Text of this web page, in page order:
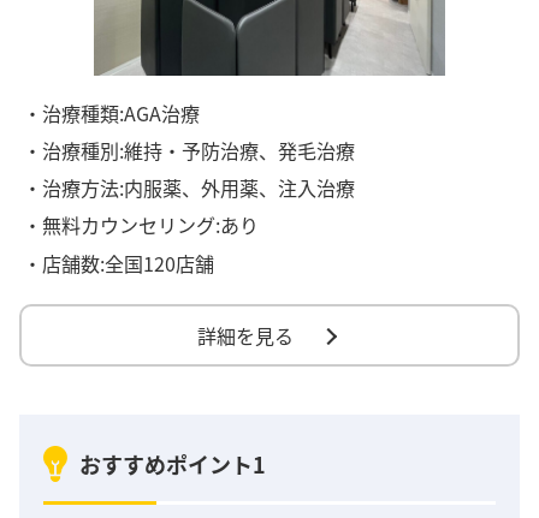
・治療種類:AGA治療
・治療種別:維持・予防治療、発毛治療
・治療方法:内服薬、外用薬、注入治療
・無料カウンセリング:あり
・店舗数:全国120店舗
詳細を見る
おすすめポイント1